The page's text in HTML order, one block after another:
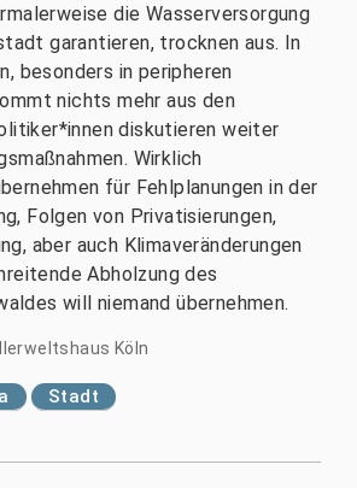
die Wasserversorgung
garantieren, trocknen aus. In
besonders in peripheren
nichts mehr aus den
diskutieren weiter
Wirklich
für Fehlplanungen in der
Folgen von Privatisierungen,
aber auch Klimaveränderungen
Abholzung des
will niemand übernehmen.
Köln
Stadt